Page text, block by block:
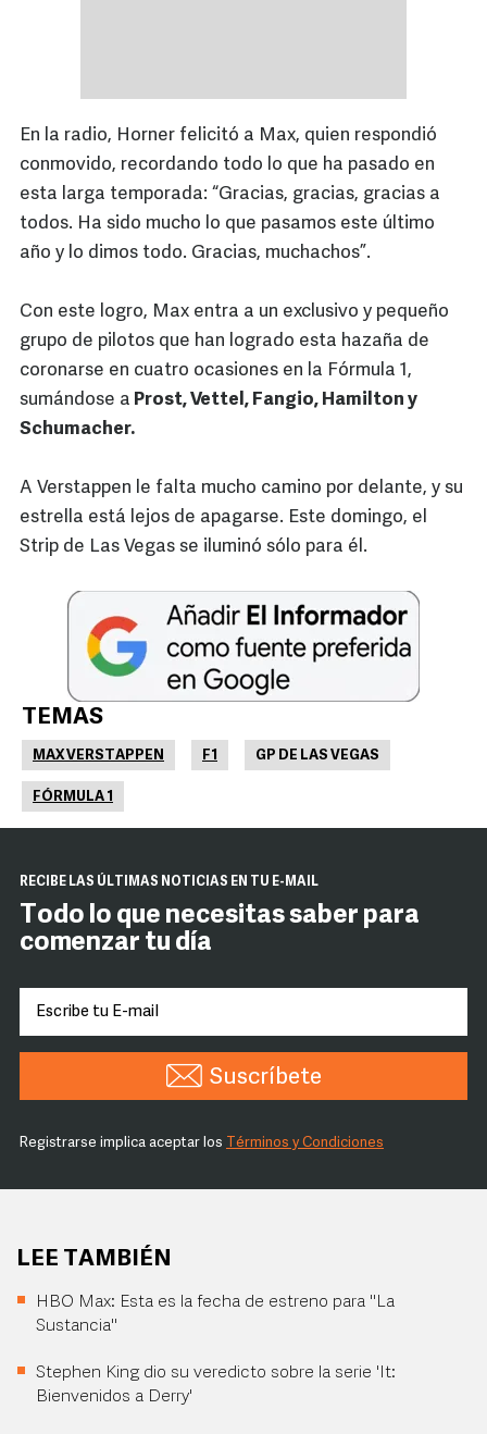
En la radio, Horner felicitó a Max, quien respondió
conmovido, recordando todo lo que ha pasado en
esta larga temporada: “Gracias, gracias, gracias a
todos. Ha sido mucho lo que pasamos este último
año y lo dimos todo. Gracias, muchachos”.
Con este logro, Max entra a un exclusivo y pequeño
grupo de pilotos que han logrado esta hazaña de
coronarse en cuatro ocasiones en la Fórmula 1,
sumándose a Prost, Vettel, Fangio, Hamilton y
Schumacher.
A Verstappen le falta mucho camino por delante, y su
estrella está lejos de apagarse. Este domingo, el
Strip de Las Vegas se iluminó sólo para él.
TEMAS
MAX VERSTAPPEN F1 GP DE LAS VEGAS
FÓRMULA 1
RECIBE LAS ÚLTIMAS NOTICIAS EN TU E-MAIL
Todo lo que necesitas saber para
comenzar tu día
Suscríbete
Registrarse implica aceptar los Términos y Condiciones
LEE TAMBIÉN
HBO Max: Esta es la fecha de estreno para "La
Sustancia"
Stephen King dio su veredicto sobre la serie 'It:
Bienvenidos a Derry'